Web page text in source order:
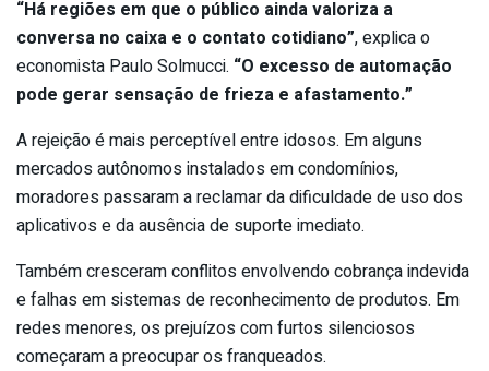
“Há regiões em que o público ainda valoriza a
conversa no caixa e o contato cotidiano”, explica o
economista Paulo Solmucci. “O excesso de automação
pode gerar sensação de frieza e afastamento.”
A rejeição é mais perceptível entre idosos. Em alguns
mercados autônomos instalados em condomínios,
moradores passaram a reclamar da dificuldade de uso dos
aplicativos e da ausência de suporte imediato.
Também cresceram conflitos envolvendo cobrança indevida
e falhas em sistemas de reconhecimento de produtos. Em
redes menores, os prejuízos com furtos silenciosos
começaram a preocupar os franqueados.